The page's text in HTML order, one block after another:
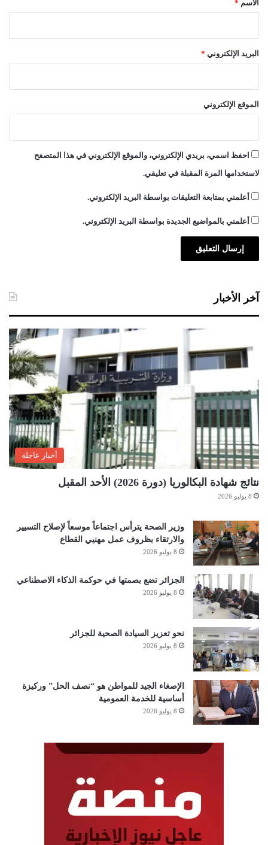
الاسم *
البريد الإلكتروني *
الموقع الإلكتروني
احفظ اسمي، بريدي الإلكتروني، والموقع الإلكتروني في هذا المتصفح
لاستخدامها المرة المقبلة في تعليقي.
أعلمني بمتابعة التعليقات بواسطة البريد الإلكتروني.
أعلمني بالمواضيع الجديدة بواسطة البريد الإلكتروني.
آخر الأخبار
أخبار عاجلة
نتائج شهادة البكالوريا (دورة 2026) الأحد المقبل
8 يوليو 2026
وزير الصحة يترأس اجتماعاً موسعاً لإصلاح التسيير
والارتقاء بظروف عمل مهنيي القطاع
8 يوليو 2026
الجزائر تضع بصمتها في حوكمة الذكاء الاصطناعي
8 يوليو 2026
نحو تعزيز السيادة الصحية للجزائر
8 يوليو 2026
الإصغاء الجيد للمواطن هو “نصف الحل” وركيزة
أساسية للخدمة العمومية
8 يوليو 2026